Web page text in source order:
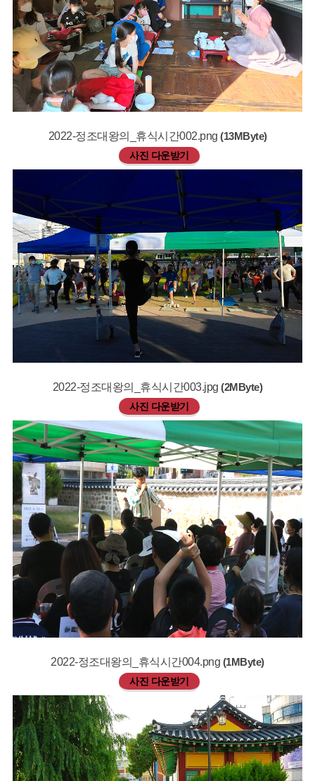
2022-정조대왕의_휴식시간002.png (13MByte)
사진 다운받기
2022-정조대왕의_휴식시간003.jpg(2MByte)
사진 다운받기
2022-정조대왕의_휴식시간004.png (1MByte)
사진 다운받기